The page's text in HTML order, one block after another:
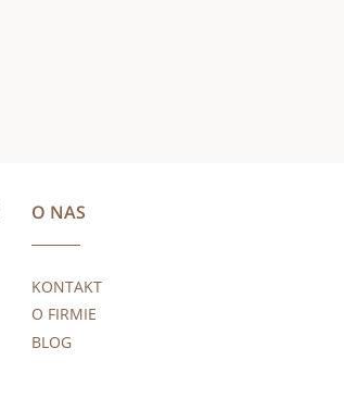
O NAS
KONTAKT
O FIRMIE
BLOG